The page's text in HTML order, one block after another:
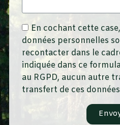
En cochant cette
données personnelles
recontacter dans le
indiquée dans ce
au RGPD, aucun autre
transfert de ces